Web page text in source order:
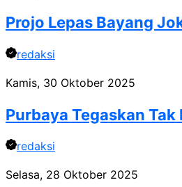
Projo Lepas Bayang
redaksi
Kamis, 30 Oktober 2025
Purbaya Tegaskan
redaksi
Selasa, 28 Oktober 2025